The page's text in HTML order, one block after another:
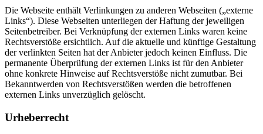
Die Webseite enthält Verlinkungen zu anderen Webseiten („externe
Links“). Diese Webseiten unterliegen der Haftung der jeweiligen
Seitenbetreiber. Bei Verknüpfung der externen Links waren keine
Rechtsverstöße ersichtlich. Auf die aktuelle und künftige Gestaltung
der verlinkten Seiten hat der Anbieter jedoch keinen Einfluss. Die
permanente Überprüfung der externen Links ist für den Anbieter
ohne konkrete Hinweise auf Rechtsverstöße nicht zumutbar. Bei
Bekanntwerden von Rechtsverstößen werden die betroffenen
externen Links unverzüglich gelöscht.
Urheberrecht